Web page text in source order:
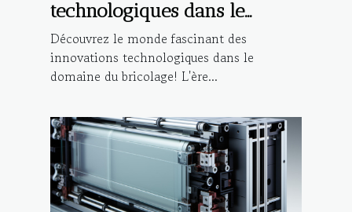
technologiques dans le
domaine du bricolage
Découvrez le monde fascinant des
innovations technologiques dans le
domaine du bricolage! L'ère...